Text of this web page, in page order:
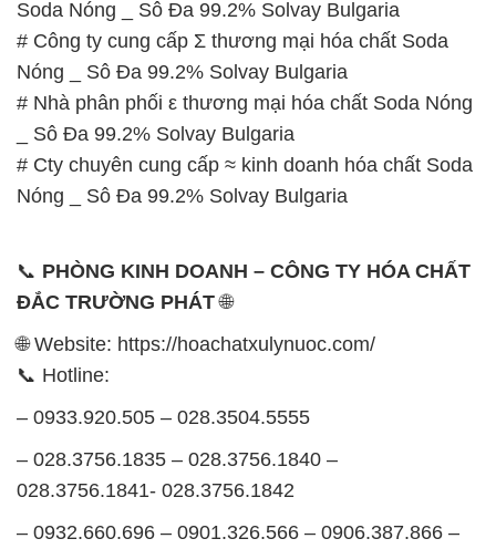
Soda Nóng _ Sô Đa 99.2% Solvay Bulgaria
# Công ty cung cấp Σ thương mại hóa chất Soda
Nóng _ Sô Đa 99.2% Solvay Bulgaria
# Nhà phân phối ε thương mại hóa chất Soda Nóng
_ Sô Đa 99.2% Solvay Bulgaria
# Cty chuyên cung cấp ≈ kinh doanh hóa chất Soda
Nóng _ Sô Đa 99.2% Solvay Bulgaria
📞 PHÒNG KINH DOANH – CÔNG TY HÓA CHẤT
ĐẮC TRƯỜNG PHÁT🌐
🌐 Website: https://hoachatxulynuoc.com/
📞 Hotline:
– 0933.920.505 – 028.3504.5555
– 028.3756.1835 – 028.3756.1840 –
028.3756.1841- 028.3756.1842
– 0932.660.696 – 0901.326.566 – 0906.387.866 –